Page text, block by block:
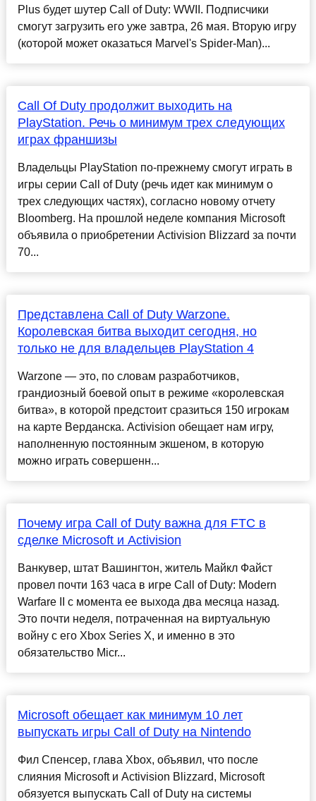
Plus будет шутер Call of Duty: WWII. Подписчики
смогут загрузить его уже завтра, 26 мая. Вторую игру
(которой может оказаться Marvel's Spider-Man)...
Call Of Duty продолжит выходить на
PlayStation. Речь о минимум трех следующих
играх франшизы
Владельцы PlayStation по-прежнему смогут играть в
игры серии Call of Duty (речь идет как минимум о
трех следующих частях), согласно новому отчету
Bloomberg. На прошлой неделе компания Microsoft
объявила о приобретении Activision Blizzard за почти
70...
Представлена Call of Duty Warzone.
Королевская битва выходит сегодня, но
только не для владельцев PlayStation 4
Warzone — это, по словам разработчиков,
грандиозный боевой опыт в режиме «королевская
битва», в которой предстоит сразиться 150 игрокам
на карте Верданска. Activision обещает нам игру,
наполненную постоянным экшеном, в которую
можно играть совершенн...
Почему игра Call of Duty важна для FTC в
сделке Microsoft и Activision
Ванкувер, штат Вашингтон, житель Майкл Файст
провел почти 163 часа в игре Call of Duty: Modern
Warfare II с момента ее выхода два месяца назад.
Это почти неделя, потраченная на виртуальную
войну с его Xbox Series X, и именно в это
обязательство Micr...
Microsoft обещает как минимум 10 лет
выпускать игры Call of Duty на Nintendo
Фил Спенсер, глава Xbox, объявил, что после
слияния Microsoft и Activision Blizzard, Microsoft
обязуется выпускать Call of Duty на системы